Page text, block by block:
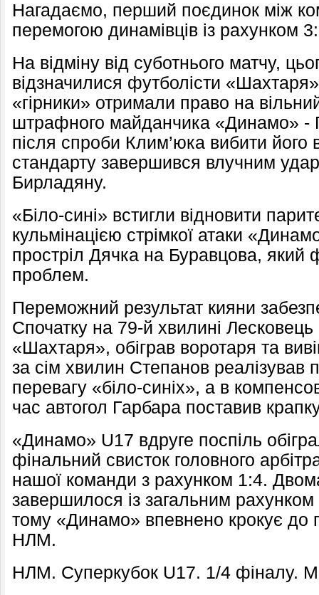
Нагадаємо, перший поєдинок між
перемогою динамівців із рахунком
На відміну від суботнього матчу,
відзначилися футболісти
«гірники» отримали право на
штрафного майданчика «Динамо» -
після спроби Клим’юка вибити його
стандарту завершився влучним
Бирладяну.
«Біло-сині» встигли відновити
кульмінацією стрімкої атаки
простріл Дячка на Буравцова, який
проблем.
Переможний результат кияни
Спочатку на 79-й хвилині Лесковець
«Шахтаря», обіграв воротаря та
за сім хвилин Степанов реалізував
перевагу «біло-синіх», а в
час автогол Гарбара поставив
«Динамо» U17 вдруге поспіль
фінальний свисток головного
нашої команди з рахунком 1:4.
завершилося із загальним
тому «Динамо» впевнено крокує до
НЛМ.
НЛМ. Суперкубок U17. 1/4 фіналу.